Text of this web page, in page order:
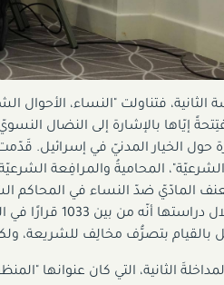
الثانية، فتناولت "النساء، الأحوال
إيّاها بالإشارة إلى النضال
حول الخيار المدنيّ في إسرائيل. قَدّمت
المحاميةُ والمرافِعة
المادّيّ ضدّ النساء في المحاكم
بالقيام بتصرُّف مخالِف للشريعة،
الثانية، التي كان عنوانها